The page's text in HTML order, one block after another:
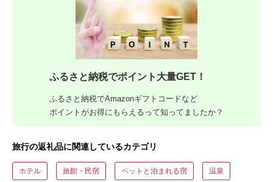
ふるさと納税でポイント大量GET！
ふるさと納税でAmazonギフトコードなど
ポイントがお得にもらえるって知ってましたか？
旅行の返礼品に関連しているカテゴリ
ホテル 旅館・民宿 ペットと泊まれる宿 温泉